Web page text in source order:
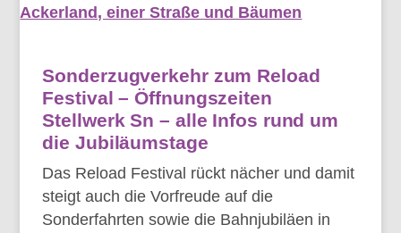
Sonderzugverkehr zum Reload
Festival – Öffnungszeiten
Stellwerk Sn – alle Infos rund um
die Jubiläumstage
Das Reload Festival rückt nächer und damit
steigt auch die Vorfreude auf die
Sonderfahrten sowie die Bahnjubiläen in